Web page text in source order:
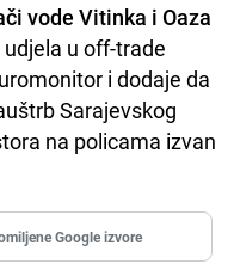
vode Vitinka i Oaza
u off-trade
i dodaje da
Sarajevskog
na policama izvan
Google izvore